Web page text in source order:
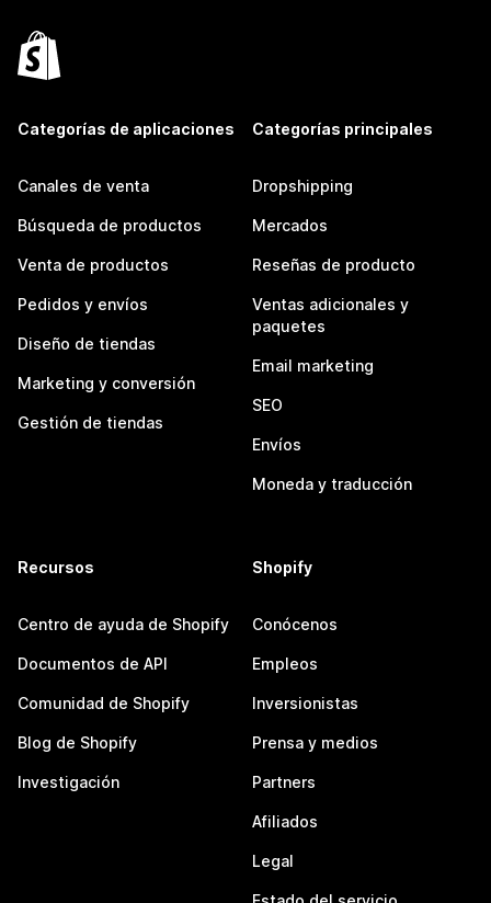
Categorías de aplicaciones
Canales de venta
Búsqueda de productos
Venta de productos
Pedidos y envíos
Diseño de tiendas
Marketing y conversión
Gestión de tiendas
Categorías principales
Dropshipping
Mercados
Reseñas de producto
Ventas adicionales y
paquetes
Email marketing
SEO
Envíos
Moneda y traducción
Recursos
Centro de ayuda de Shopify
Documentos de API
Comunidad de Shopify
Blog de Shopify
Investigación
Shopify
Conócenos
Empleos
Inversionistas
Prensa y medios
Partners
Afiliados
Legal